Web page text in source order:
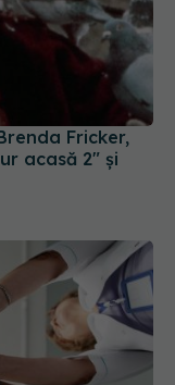
Fricker,
acasă 2" și